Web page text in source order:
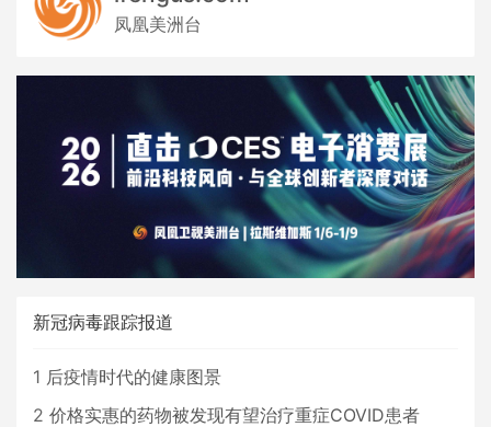
凤凰美洲台
新冠病毒跟踪报道
1 后疫情时代的健康图景
2 价格实惠的药物被发现有望治疗重症COVID患者